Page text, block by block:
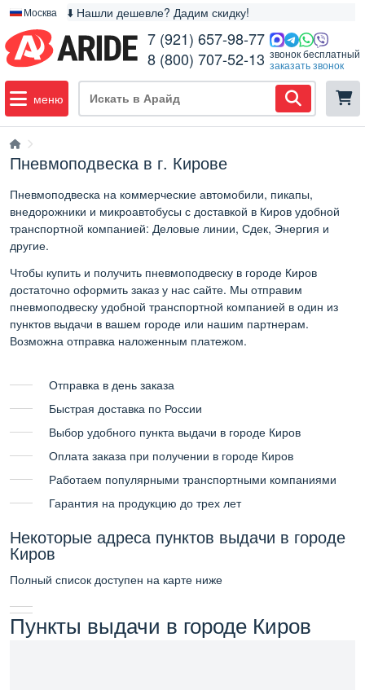
Москва ⬇️ Нашли дешевле? Дадим скидку!
7 (921) 657-98-77
8 (800) 707-52-13 звонок бесплатный
заказать звонок
меню
Пневмоподвеска в г. Кирове
Пневмоподвеска на коммерческие автомобили, пикапы,
внедорожники и микроавтобусы с доставкой в Киров удобной
транспортной компанией: Деловые линии, Сдек, Энергия и
другие.
Чтобы купить и получить пневмоподвеску в городе Киров
достаточно оформить заказ у нас сайте. Мы отправим
пневмоподвеску удобной транспортной компанией в один из
пунктов выдачи в вашем городе или нашим партнерам.
Возможна отправка наложенным платежом.
Отправка в день заказа
Быстрая доставка по России
Выбор удобного пункта выдачи в городе Киров
Оплата заказа при получении в городе Киров
Работаем популярными транспортными компаниями
Гарантия на продукцию до трех лет
Некоторые адреса пунктов выдачи в городе
Киров
Полный список доступен на карте ниже
Пункты выдачи в городе Киров